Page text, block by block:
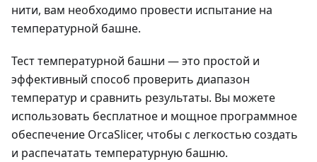
нити, вам необходимо провести испытание на
температурной башне.
Тест температурной башни — это простой и
эффективный способ проверить диапазон
температур и сравнить результаты. Вы можете
использовать бесплатное и мощное программное
обеспечение OrcaSlicer, чтобы с легкостью создать
и распечатать температурную башню.